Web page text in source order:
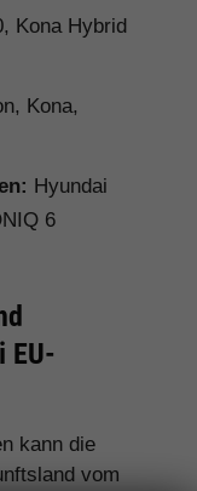
Kona Hybrid
Kona,
Hyundai
6
EU-
kann die
vom